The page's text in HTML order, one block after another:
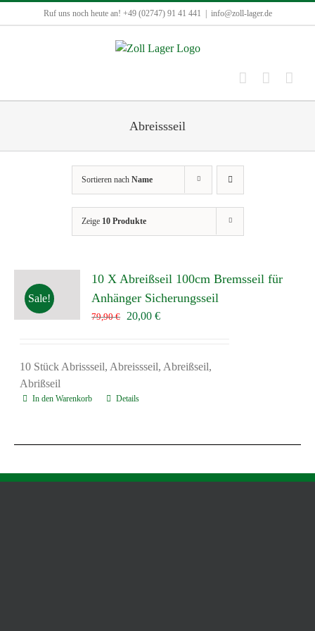
Inhalt
Ruf uns noch heute an! +49 (02747) 91 41 441 info@zoll-lager.de
Abreissseil
Sortieren nach Name
Zeige 10 Produkte
Sale!
10 X Abreißseil 100cm Bremsseil für
Anhänger Sicherungsseil
79,90€
Ursprünglicher
79,90 €
20,00€Aktueller
20,00 €.
10 Stück Abrissseil, Abreissseil, Abreißseil,
Abrißseil
In den Warenkorb Details